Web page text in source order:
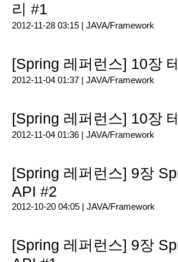
리 #1
2012-11-28 03:15 | JAVA/Framework
[Spring 레퍼런스] 10장
2012-11-04 01:37 | JAVA/Framework
[Spring 레퍼런스] 10장
2012-11-04 01:36 | JAVA/Framework
[Spring 레퍼런스] 9장
API #2
2012-10-20 04:05 | JAVA/Framework
[Spring 레퍼런스] 9장